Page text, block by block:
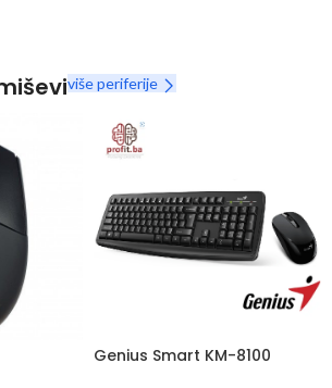
više periferije
Genius Smart KM-8100